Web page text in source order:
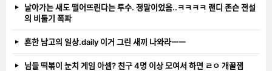
날아가는 새도 떨어뜨린다는 투수. 정말이었음..ㅋㅋㅋㅋ 랜디 존슨 전설
의 비둘기 폭파
흔한 남고의 일상.daily 이거 그린 새끼 나와라ㅡㅡ
님들 떡볶이 눈치 게임 아셈? 친구 4명 이상 모여서 하면 ㄹㅇ 개꿀잼